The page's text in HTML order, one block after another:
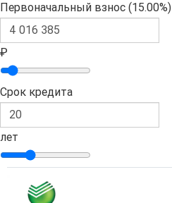
Первоначальный взнос (15.00%)
₽
Срок кредита
лет